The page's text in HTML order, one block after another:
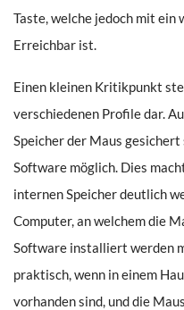
Taste, welche jedoch mit ein
Erreichbar ist.
Einen kleinen Kritikpunkt
verschiedenen Profile dar.
Speicher der Maus
Software möglich. Dies
internen Speicher deutlich
Computer, an welchem die
Software installiert werden
praktisch, wenn in einem
vorhanden sind, und die